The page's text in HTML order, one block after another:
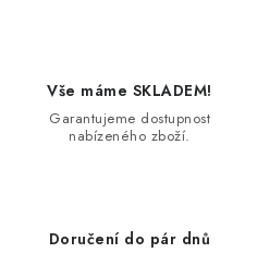
Vše máme SKLADEM!
Garantujeme dostupnost
nabízeného zboží.
Doručení do pár dnů